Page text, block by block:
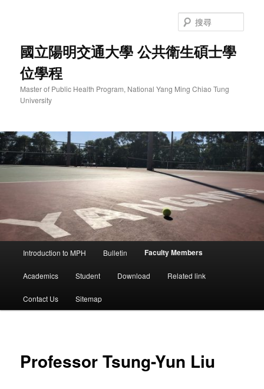
國立陽明交通大學 公共衛生碩士學
位學程
Master of Public Health Program, National Yang Ming Chiao Tung
University
尋
Introduction to MPH Bulletin Faculty Members
Academics Student Download Related link
Contact Us Sitemap
Professor Tsung-Yun Liu